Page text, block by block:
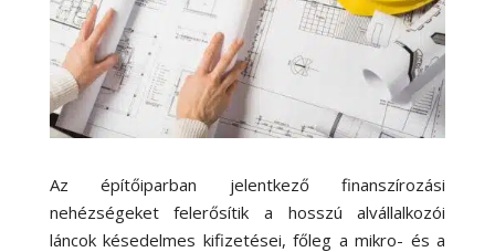
Az építőiparban jelentkező finanszírozási
nehézségeket felerősítik a hosszú alvállalkozói
láncok késedelmes kifizetései, főleg a mikro- és a